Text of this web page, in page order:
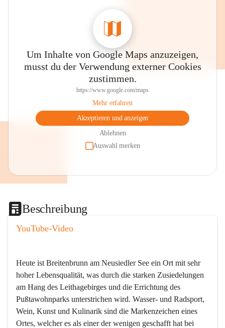
Um Inhalte von Google Maps anzuzeigen,
musst du der Verwendung externer Cookies
zustimmen.
https://www.google.com/maps
Mehr erfahren
Akzeptieren und anzeigen
Ablehnen
Auswahl merken
Beschreibung
YouTube-Video
Heute ist Breitenbrunn am Neusiedler See ein Ort mit sehr
hoher Lebensqualität, was durch die starken Zusiedelungen
am Hang des Leithagebirges und die Errichtung des
Pußtawohnparks unterstrichen wird. Wasser- und Radsport,
Wein, Kunst und Kulinarik sind die Markenzeichen eines
Ortes, welcher es als einer der wenigen geschafft hat bei